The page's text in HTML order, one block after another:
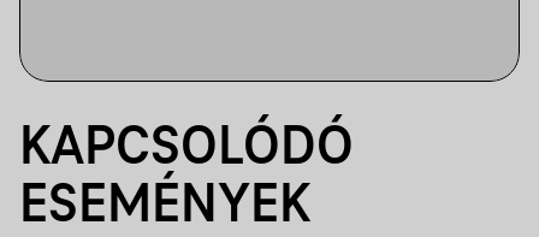
KAPCSOLÓDÓ
ESEMÉNYEK